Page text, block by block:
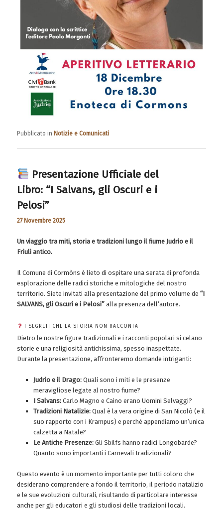
Pubblicato in Notizie e Comunicati
Presentazione Ufficiale del
Libro: “I Salvans, gli Oscuri e i
Pelosi”
27 Novembre 2025
Un viaggio tra miti, storia e tradizioni lungo il fiume Judrio e il
Friuli antico.
Il Comune di Cormòns è lieto di ospitare una serata di profonda
esplorazione delle radici storiche e mitologiche del nostro
territorio. Siete invitati alla presentazione del primo volume de“I
SALVANS, gli Oscuri e i Pelosi” alla presenza dell’autore.
I SEGRETI CHE LA STORIA NON RACCONTA
Dietro le nostre figure tradizionali e i racconti popolari si celano
storie e una religiosità antichissima, spesso inaspettate.
Durante la presentazione, affronteremo domande intriganti:
Judrio e il Drago:Quali sono i miti e le presenze
meravigliose legate al nostro fiume?
I Salvans:Carlo Magno e Caino erano Uomini Selvaggi?
Tradizioni Natalizie:Qual è la vera origine di San Nicolò (e il
suo rapporto con i Krampus) e perché appendiamo un’unica
calzetta a Natale?
Le Antiche Presenze:Gli Sbilfs hanno radici Longobarde?
Quanto sono importanti i Carnevali tradizionali?
Questo evento è un momento importante per tutti coloro che
desiderano comprendere a fondo il territorio, il periodo natalizio
e le sue evoluzioni culturali, risultando di particolare interesse
anche per gli educatori e gli studiosi delle tradizioni locali.